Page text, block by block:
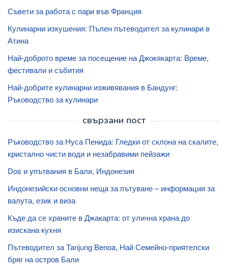
Съвети за работа с пари във Франция
Кулинарни изкушения: Пълен пътеводител за кулинари в
Атина
Най-доброто време за посещение на Джокякарта: Време,
фестивали и събития
Най-добрите кулинарни изживявания в Бандунг:
Ръководство за кулинари
свързани пост
Ръководство за Нуса Пенида: Гледки от склона на скалите,
кристално чисти води и незабравими пейзажи
Dos и упътвания в Бали, Индонезия
Индонезийски основни неща за пътуване – информация за
валута, език и виза
Къде да се храните в Джакарта: от улична храна до
изискана кухня
Пътеводител за Tanjung Benoa, Най Семейно-приятелски
бряг на остров Бали